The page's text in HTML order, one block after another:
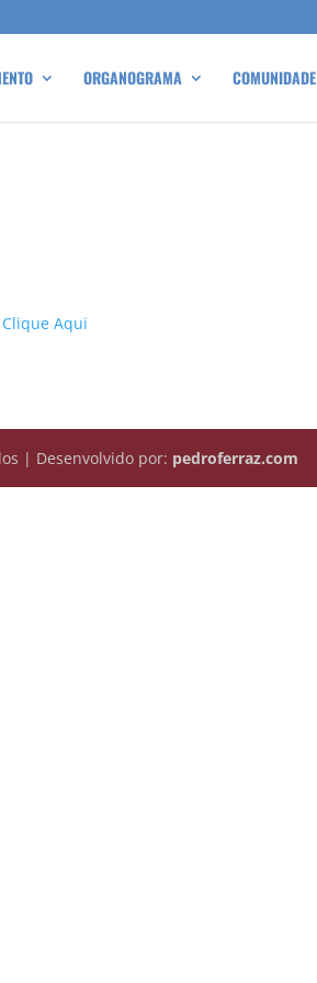
ORGANOGRAMA COMUNIDADE
Clique Aqui
| Desenvolvido por: pedroferraz.com